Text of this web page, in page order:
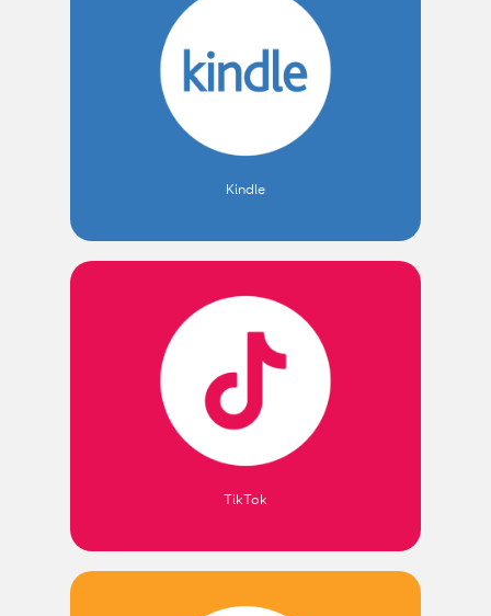
Kindle
TikTok